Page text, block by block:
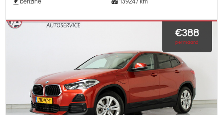
€388
per maand